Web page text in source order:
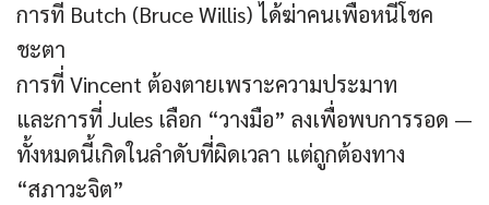
การที่ Butch (Bruce Willis) ได้ฆ่าคนเพื่อหนีโชค
ชะตา
การที่ Vincent ต้องตายเพราะความประมาท
และการที่ Jules เลือก “วางมือ” ลงเพื่อพบการรอด —
ทั้งหมดนี้เกิดในลำดับที่ผิดเวลา แต่ถูกต้องทาง
“สภาวะจิต”